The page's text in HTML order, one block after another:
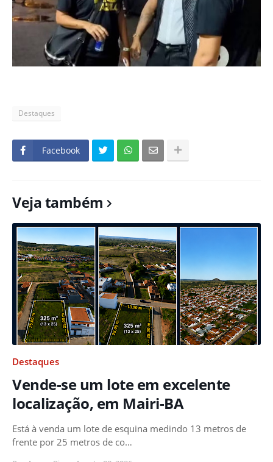
Destaques
Facebook
Veja também
Destaques
Vende-se um lote em excelente
localização, em Mairi-BA
Está à venda um lote de esquina medindo 13 metros de
frente por 25 metros de co…